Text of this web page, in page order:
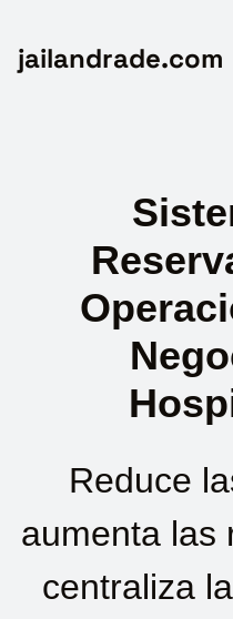
jailandrade.com
Reduce
aumenta las
centraliza